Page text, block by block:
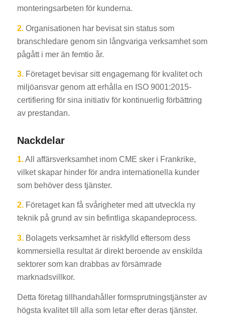
monteringsarbeten för kunderna.
2.Organisationen har bevisat sin status som
branschledare genom sin långvariga verksamhet som
pågått i mer än femtio år.
3. Företaget bevisar sitt engagemang för kvalitet och
miljöansvar genom att erhålla en ISO 9001:2015-
certifiering för sina initiativ för kontinuerlig förbättring
av prestandan.
Nackdelar
1.All affärsverksamhet inom CME sker i Frankrike,
vilket skapar hinder för andra internationella kunder
som behöver dess tjänster.
2.Företaget kan få svårigheter med att utveckla ny
teknik på grund av sin befintliga skapandeprocess.
3.Bolagets verksamhet är riskfylld eftersom dess
kommersiella resultat är direkt beroende av enskilda
sektorer som kan drabbas av försämrade
marknadsvillkor.
Detta företag tillhandahåller formsprutningstjänster av
högsta kvalitet till alla som letar efter deras tjänster.